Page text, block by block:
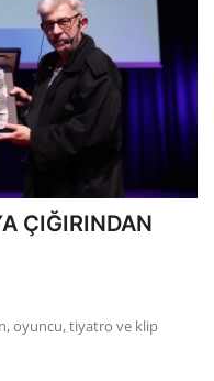
ÇIĞIRINDAN
oyuncu, tiyatro ve klip